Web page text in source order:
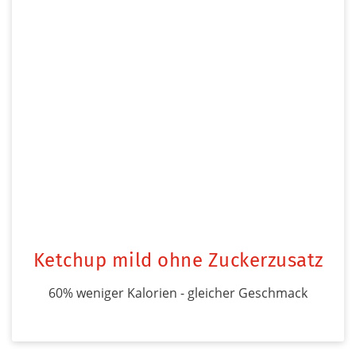
Ketchup mild ohne Zuckerzusatz
60% weniger Kalorien - gleicher Geschmack